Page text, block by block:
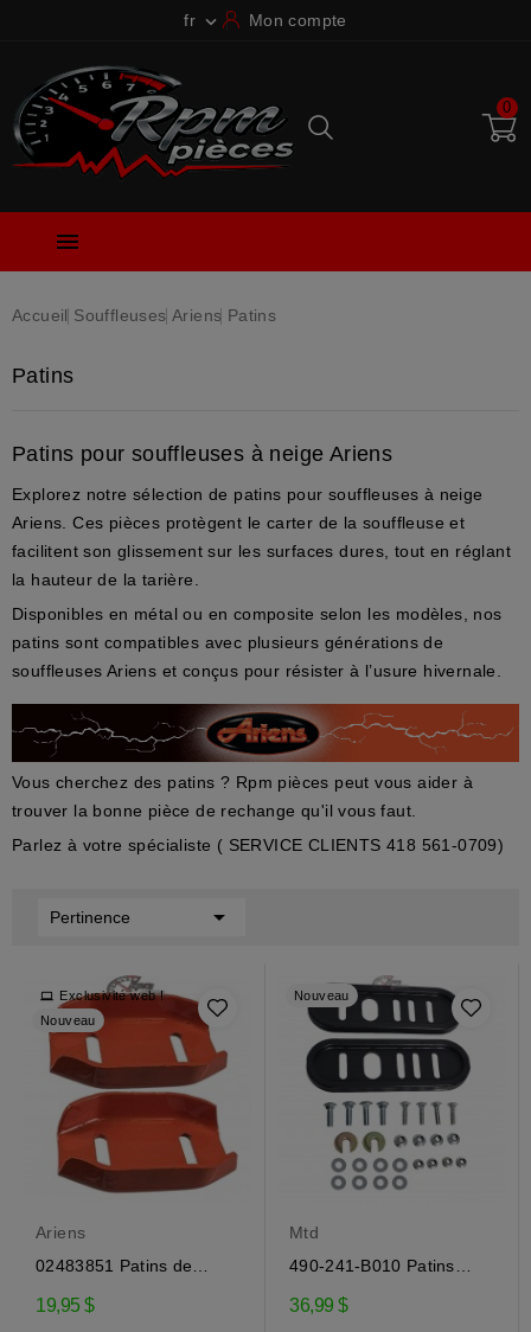
fr  Mon compte
0

Accueil Souffleuses Ariens Patins
Patins
Patins pour souffleuses à neige Ariens
Explorez notre sélection de patins pour souffleuses à neige
Ariens. Ces pièces protègent le carter de la souffleuse et
facilitent son glissement sur les surfaces dures, tout en réglant
la hauteur de la tarière.
Disponibles en métal ou en composite selon les modèles, nos
patins sont compatibles avec plusieurs générations de
souffleuses Ariens et conçus pour résister à l’usure hivernale.
Vous cherchez des patins ? Rpm pièces peut vous aider à
trouver la bonne pièce de rechange qu'il vous faut.
Parlez à votre spécialiste ( SERVICE CLIENTS 418 561-0709)
Pertinence 
Exclusivité web !
Nouveau
Ariens
02483851 Patins de
19,95 $
Nouveau
Mtd
490-241-B010 Patins
36,99 $